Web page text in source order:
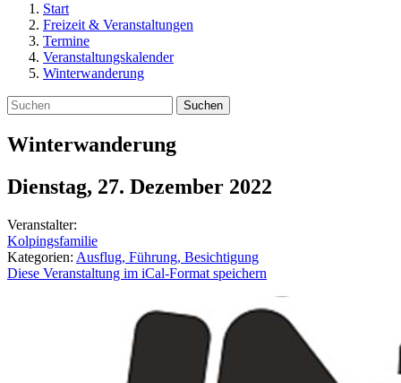
Start
Freizeit & Veranstaltungen
Termine
Veranstaltungskalender
Winterwanderung
Suchen
Winterwanderung
Dienstag, 27. Dezember 2022
Veranstalter:
Kolpingsfamilie
Kategorien: Ausflug, Führung, Besichtigung
Diese Veranstaltung im iCal-Format speichern